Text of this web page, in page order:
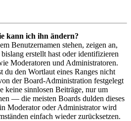
kann ich ihn ändern?
Benutzernamen stehen, zeigen an,
erstellt hast oder identifizieren
Moderatoren und Administratoren.
du den Wortlaut eines Ranges nicht
der Board-Administration festgelegt
keine sinnlosen Beiträge, nur um
— die meisten Boards dulden dieses
Moderator oder Administrator wird
einfach wieder zurücksetzen.